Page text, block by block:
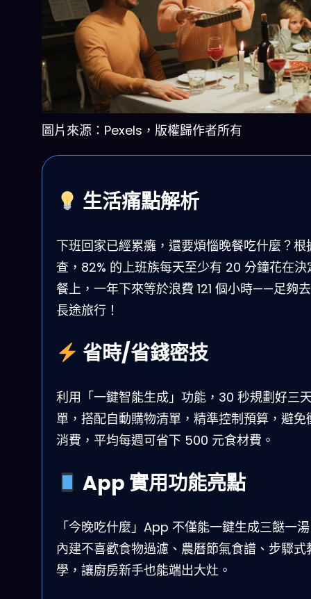
圖片來源：Pexels，版權歸作者所有
生活痛點解析
下班回家已經累癱，還要煩惱晚餐吃什麼？根
查，82% 的上班族每天至少有 20 分鐘花在決
餐上，一年下來等於浪費 121 個小時——足夠
長途旅行！
省時/省錢密技
利用「一鍵智能生成」功能，30 秒規劃好三
單，搭配自動購物清單，精準控制預算，避免
消費，平均每週可省下 500 元食材費。
App 實用功能亮點
「今晚吃什麼」App 不僅能一鍵生成三餸一
內建不喜歡食物過濾、農曆節氣食譜、步驟式
學，讓廚房新手也能端出大灶。